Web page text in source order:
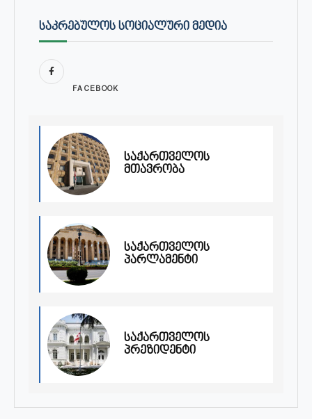
ᲡᲐᲙᲠᲔᲑᲣᲚᲝᲡ ᲡᲝᲪᲘᲐᲚᲣᲠᲘ ᲛᲔᲓᲘᲐ
FACEBOOK
საქართველოს
მთავრობა
საქართველოს
პარლამენტი
საქართველოს
პრეზიდენტი